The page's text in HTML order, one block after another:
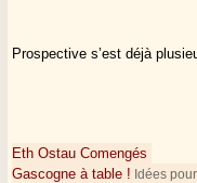
Prospective s’est déjà
Eth Ostau Comengés
Gascogne à table ! Idées